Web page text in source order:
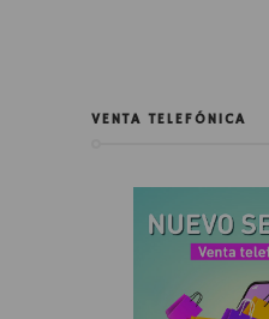
VENTA TELEFÓNICA